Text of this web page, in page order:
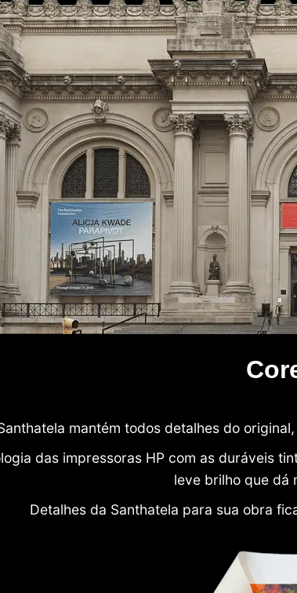
mantém todos detalhes do
das impressoras HP com as duráveis
leve brilho que dá
Detalhes da Santhatela para sua obra